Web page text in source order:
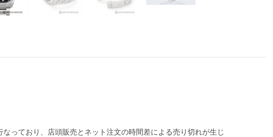
っており、店頭販売とネット注文の時間差による売り切れが生じ